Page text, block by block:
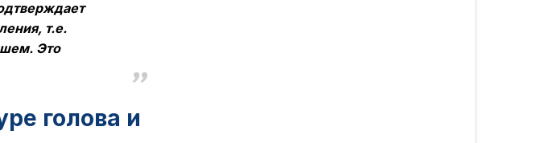
т.е.
Это
голова и